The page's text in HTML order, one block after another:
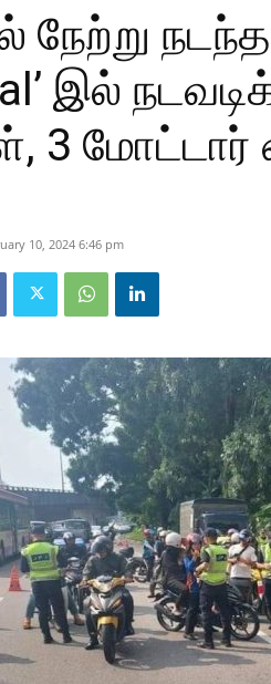
நேற்று
இல்
3 மோட்டார்
10, 2024 6:46 pm